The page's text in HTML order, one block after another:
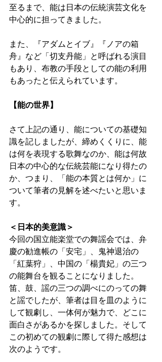
至るまで、能は日本の伝統演芸文化を
中心的に担ってきました。
また、『アダムとイブ』『ノアの箱
舟』など「切支丹能」と呼ばれる演目
もあり、布教の手段としての能の利用
もあったと伝えられています。
【能の世界】
さて上記の通り、能についての基礎知
識を記しましたが、締めくくりに、能
は何を表現する歌舞なのか、能は何故
日本の中心的な伝統芸能になり得たの
か、つまり、「能の本質とは何か」に
ついて筆者の見解を述べたいと思いま
す。
＜日本的美意識＞
今回の国立能楽堂での舞謡会では、弁
慶の勧進帳の「安宅」、鬼神退治の
「紅葉狩」、中国の「楊貴妃」の三つ
の能舞台を観ることになりました。
笛、鼓、謡の三つの調べにのっての舞
と謡でしたが、筆者は目を皿のように
して観劇し、一体何が魅力で、どこに
面白さがあるかを探しました。そして
この初めての観劇に際して得た感想は
次のようです。